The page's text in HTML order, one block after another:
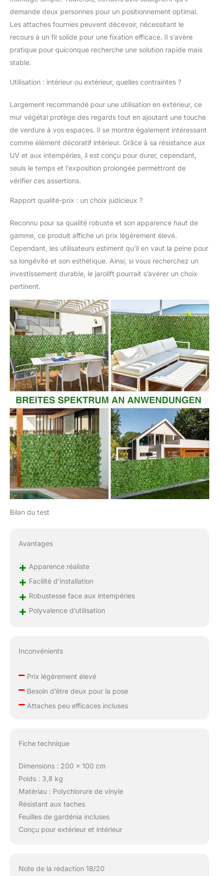
Le treillis peut être
rapproché et séparé. De ce
fait, la paroi végétale
devient plus dense ou
moins dense au choix
balustrades et aux clôtures
d'extension ou des
attaches de câble. Pour la
fixation au mur, des vis à
anneau supplémentaires
peuvent devoir être fixées
demande deux personnes pour un positionnement optimal.
Les attaches fournies peuvent décevoir, nécessitant le
recours à un fil solide pour une fixation efficace. Il s’avère
pratique pour quiconque recherche une solution rapide mais
stable.
Utilisation : intérieur ou extérieur, quelles contraintes ?
Largement recommandé pour une utilisation en extérieur, ce
mur végétal protège des regards tout en ajoutant une touche
de verdure à vos espaces. Il se montre également intéressant
comme élément décoratif intérieur. Grâce à sa résistance aux
UV et aux intempéries, il est conçu pour durer, cependant,
seuls le temps et l’exposition prolongée permettront de
vérifier ces assertions.
Rapport qualité-prix : un choix judicieux ?
Reconnu pour sa qualité robuste et son apparence haut de
gamme, ce produit affiche un prix légèrement élevé.
Cependant, les utilisateurs estiment qu’il en vaut la peine pour
sa longévité et son esthétique. Ainsi, si vous recherchez un
investissement durable, le jarolift pourrait s’avérer un choix
pertinent.
Bilan du test
Avantages
+ Apparence réaliste
+ Facilité d’installation
+ Robustesse face aux intempéries
+ Polyvalence d’utilisation
Inconvénients
–Prix légèrement élevé
–Besoin d’être deux pour la pose
–Attaches peu efficaces incluses
Fiche technique
Dimensions : 200 x 100 cm
Poids : 3,8 kg
Matériau : Polychlorure de vinyle
Résistant aux taches
Feuilles de gardénia incluses
Conçu pour extérieur et intérieur
Note de la rédaction 18/20